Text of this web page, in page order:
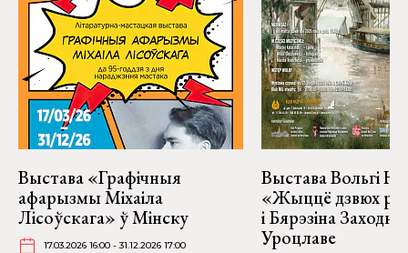
Выстава «Графічныя
афарызмы Міхаіла
Лісоўскага» ў Мінску
17.03.2026 16:00 - 31.12.2026 17:00
Выстава Вольгі
«Жыццё дзвюх
і Бярэзіна
Уроцлаве